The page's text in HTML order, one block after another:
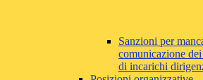
Sanzioni per
comunicazione
di incarichi